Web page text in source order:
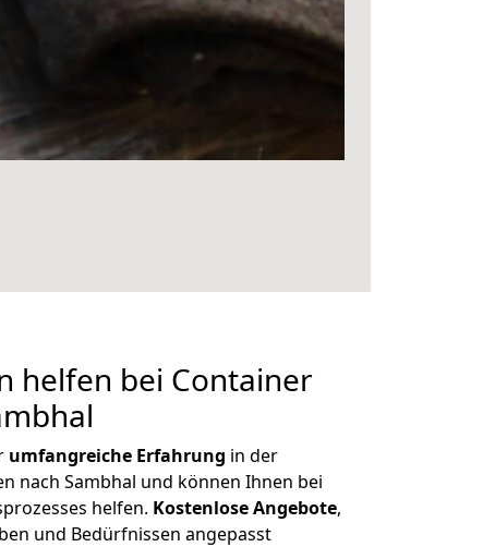
helfen bei Container
umfangreiche Erfahrung in der
nach Sambhal und können Ihnen bei
helfen. Kostenlose Angebote,
und Bedürfnissen angepasst